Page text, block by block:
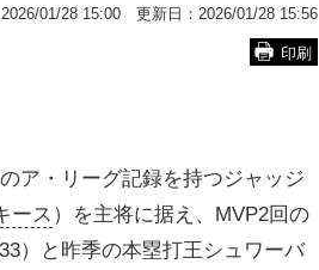
2026/01/28 15:00 更新日： 2026/01/28 15:56
印刷
ア・リーグ記録を持つジャッジ
ース ）を主将に据え、MVP2回の
）と昨季の本塁打王シュワーバ